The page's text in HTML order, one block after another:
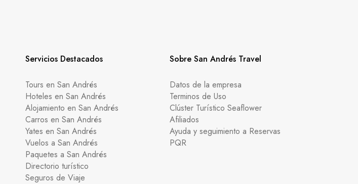
Servicios Destacados
Tours en San Andrés
Hoteles en San Andrés
Alojamiento en San Andrés
Carros en San Andrés
Yates en San Andrés
Vuelos a San Andrés
Paquetes a San Andrés
Directorio turístico
Seguros de Viaje
Sobre San Andrés Travel
Datos de la empresa
Terminos de Uso
Clúster Turístico Seaflower
Afiliados
Ayuda y seguimiento a Reservas
PQR